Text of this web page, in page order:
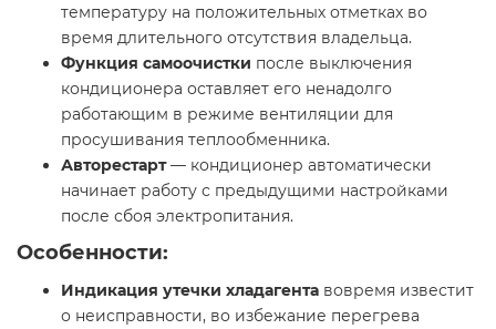
температуру на положительных отметках во
время длительного отсутствия владельца.
Функция самоочистки после выключения
кондиционера оставляет его ненадолго
работающим в режиме вентиляции для
просушивания теплообменника.
Авторестарт— кондиционер автоматически
начинает работу с предыдущими настройками
после сбоя электропитания.
Особенности:
Индикация утечки хладагента вовремя известит
о неисправности, во избежание перегрева